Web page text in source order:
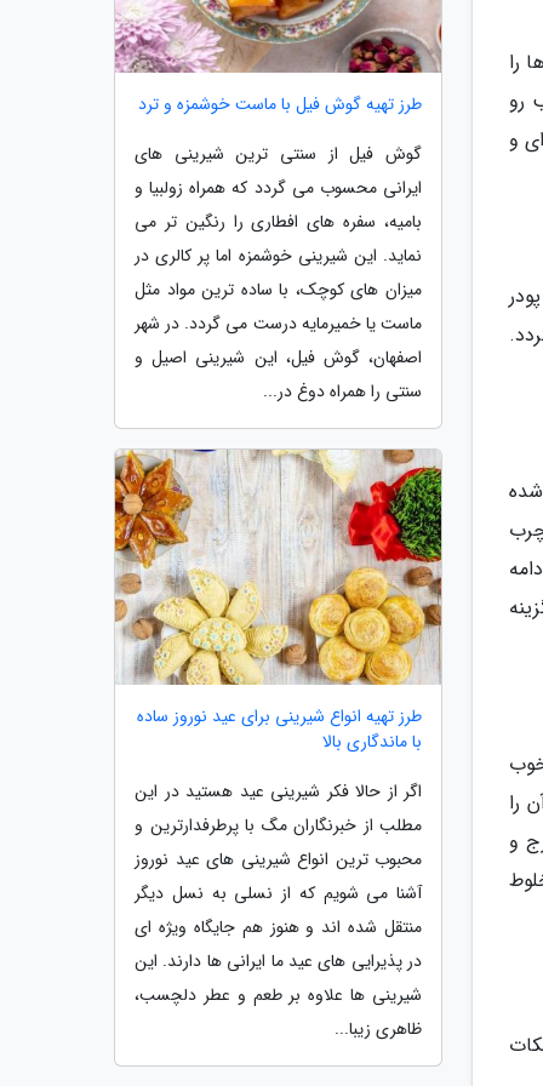
را
رو
و
را
و
طرز تهیه گوش فیل با ماست خوشمزه و ترد
گوش فیل از سنتی ترین شیرینی های
ایرانی محسوب می گردد که همراه زولبیا و
بامیه، سفره های افطاری را رنگین تر می
نماید. این شیرینی خوشمزه اما پر کالری در
میزان های کوچک، با ساده ترین مواد مثل
ماست یا خمیرمایه درست می گردد. در شهر
اصفهان، گوش فیل، این شیرینی اصیل و
سنتی را همراه دوغ در...
طرز تهیه انواع شیرینی برای عید نوروز ساده
با ماندگاری بالا
اگر از حالا فکر شیرینی عید هستید در این
مطلب از خبرنگاران مگ با پرطرفدارترین و
محبوب ترین انواع شیرینی های عید نوروز
آشنا می شویم که از نسلی به نسل دیگر
منتقل شده اند و هنوز هم جایگاه ویژه ای
در پذیرایی های عید ما ایرانی ها دارند. این
شیرینی ها علاوه بر طعم و عطر دلچسب،
ظاهری زیبا...